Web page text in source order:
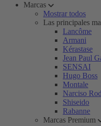
Marcas
Mostrar todos
Las principales
Lancôme
Armani
Kérastase
Jean Paul
SENSAI
Hugo Boss
Montale
Narciso
Shiseido
Rabanne
Marcas Premium